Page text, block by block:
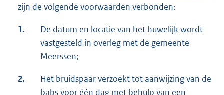
zijn de volgende voorwaarden verbonden:
1.
De datum en locatie van het huwelijk wordt
vastgesteld in overleg met de gemeente
Meerssen;
2.
Het bruidspaar verzoekt tot aanwijzing van de
babs voor één dag met behulp van een